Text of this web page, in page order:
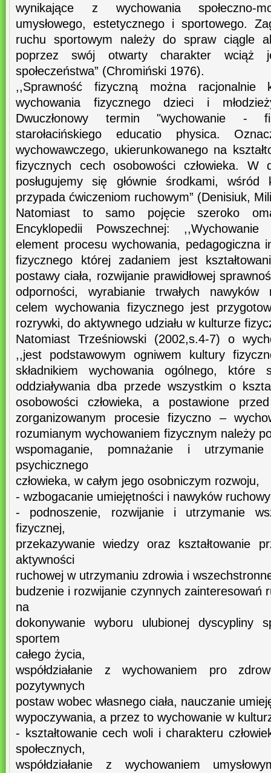
wynikające z wychowania społeczno-
umysłowego, estetycznego i sportowego.
ruchu sportowym należy do spraw ciągle
poprzez swój otwarty charakter wciąż
społeczeństwa” (Chromiński 1976).
,,Sprawność fizyczną można racjonalnie
wychowania fizycznego dzieci i
Dwuczłonowy termin "wychowanie -
starołacińskiego educatio physica.
wychowawczego, ukierunkowanego na
fizycznych cech osobowości człowieka. W
posługujemy się głównie środkami,
przypada ćwiczeniom ruchowym” (Denisiuk,
Natomiast to samo pojęcie szeroko
Encyklopedii Powszechnej: ,,Wychowanie
element procesu wychowania, pedagogiczna
fizycznego której zadaniem jest
postawy ciała, rozwijanie prawidłowej
odporności, wyrabianie trwałych nawyków
celem wychowania fizycznego jest
rozrywki, do aktywnego udziału w kulturze
Natomiast Trześniowski (2002,s.4-7) o
,,jest podstawowym ogniwem kultury
składnikiem wychowania ogólnego, które
oddziaływania dba przede wszystkim o
osobowości człowieka, a postawione
zorganizowanym procesie fizyczno –
rozumianym wychowaniem fizycznym należy
wspomaganie, pomnażanie i
psychicznego
człowieka, w całym jego osobniczym rozwoju,
- wzbogacanie umiejętności i nawyków
- podnoszenie, rozwijanie i utrzymanie
fizycznej,
przekazywanie wiedzy oraz kształtowanie
aktywności
ruchowej w utrzymaniu zdrowia i
budzenie i rozwijanie czynnych zainteresowań
na
dokonywanie wyboru ulubionej dyscypliny
sportem
całego życia,
współdziałanie z wychowaniem pro
pozytywnych
postaw wobec własnego ciała, nauczanie
wypoczywania, a przez to wychowanie w
- kształtowanie cech woli i charakteru
społecznych,
współdziałanie z wychowaniem